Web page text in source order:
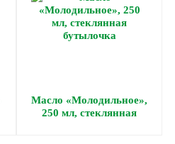
Масло «Молодильное»,
250 мл, стеклянная